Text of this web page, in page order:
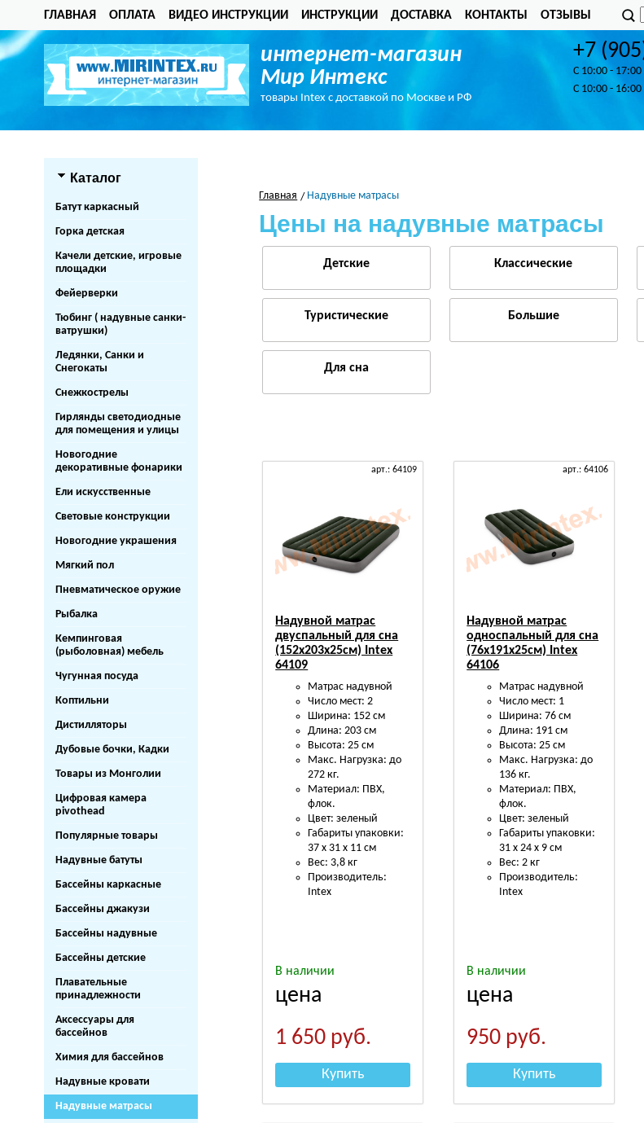
ГЛАВНАЯ ОПЛАТА ВИДЕО ИНСТРУКЦИИ ИНСТРУКЦИИ ДОСТАВКА КОНТАКТЫ ОТЗЫВЫ
интернет-магазин
Мир Интекс
товары Intex с доставкой по Москве и РФ
+7
C 10:00 -
C 10:00 -
Каталог
Батут каркасный
Горка детская
Качели детские, игровые
площадки
Фейерверки
Тюбинг ( надувные санки-
ватрушки)
Ледянки, Санки и
Снегокаты
Снежкострелы
Гирлянды светодиодные
для помещения и улицы
Новогодние
декоративные фонарики
Ели искусственные
Световые конструкции
Новогодние украшения
Мягкий пол
Пневматическое оружие
Рыбалка
Кемпинговая
(рыболовная) мебель
Чугунная посуда
Коптильни
Дистилляторы
Дубовые бочки, Кадки
Товары из Монголии
Цифровая камера
pivothead
Популярные товары
Надувные батуты
Бассейны каркасные
Бассейны джакузи
Бассейны надувные
Бассейны детские
Плавательные
принадлежности
Аксессуары для
бассейнов
Химия для бассейнов
Надувные кровати
Надувные матрасы
Главная Надувные матрасы
Цены на надувные матрасы
Детские Классические
Туристические Большие
Для сна
арт.: 64109
Надувной матрас
двуспальный для сна
(152х203х25см) Intex
64109
Матрас надувной
Число мест: 2
Ширина: 152 см
Длина: 203 см
Высота: 25 см
Макс. Нагрузка: до
272 кг.
Материал: ПВХ,
флок.
Цвет: зеленый
Габариты упаковки:
37 х 31 х 11 см
Вес: 3,8 кг
Производитель:
Intex
В наличии
цена
1 650 руб.
Купить
арт.: 64106
Надувной матрас
односпальный для сна
(76х191х25см) Intex
64106
Матрас надувной
Число мест: 1
Ширина: 76 см
Длина: 191 см
Высота: 25 см
Макс. Нагрузка: до
136 кг.
Материал: ПВХ,
флок.
Цвет: зеленый
Габариты упаковки:
31 х 24 х 9 см
Вес: 2 кг
Производитель:
Intex
В наличии
цена
950 руб.
Купить